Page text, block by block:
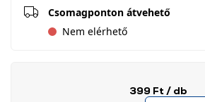
Csomagponton átvehető
Nem elérhető
399 Ft / db